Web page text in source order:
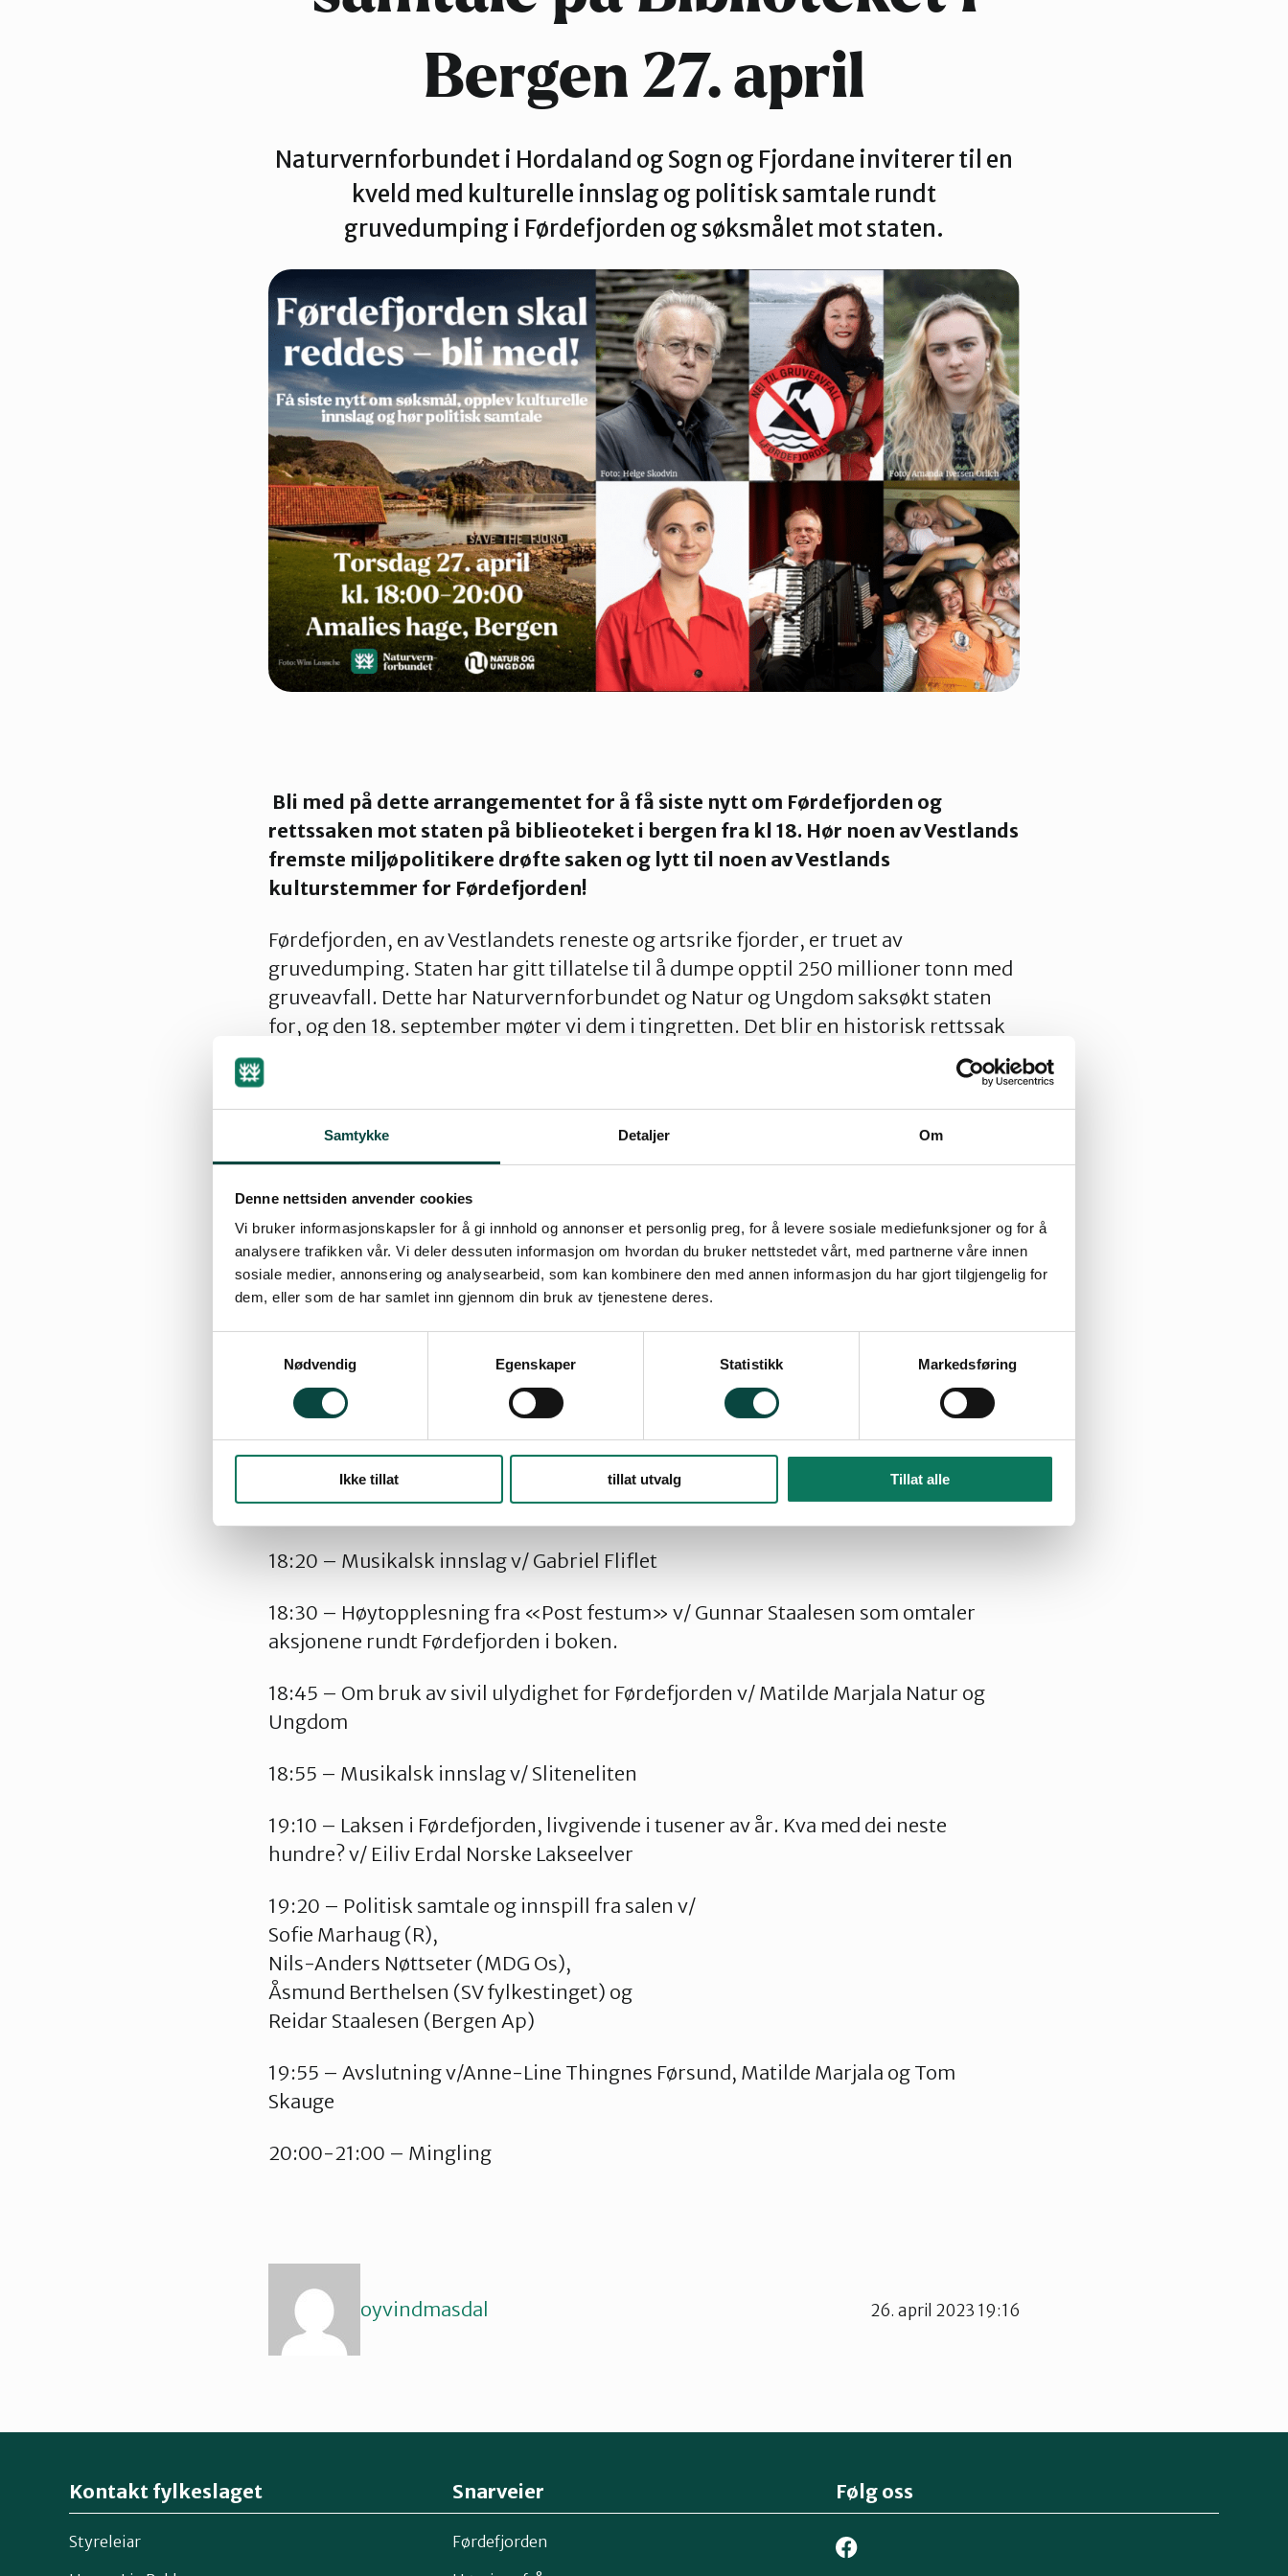
Samtykke Detaljer Om
Denne nettsiden anvender cookies
Vi bruker informasjonskapsler for å gi innhold og annonser et personlig preg, for å levere sosiale mediefunksjoner og for å
analysere trafikken vår. Vi deler dessuten informasjon om hvordan du bruker nettstedet vårt, med partnerne våre innen
sosiale medier, annonsering og analysearbeid, som kan kombinere den med annen informasjon du har gjort tilgjengelig for
dem, eller som de har samlet inn gjennom din bruk av tjenestene deres.
Nødvendig
Egenskaper Statistikk Markedsføring
Ikke tillat tillat utvalg Tillat alle
Bergen 27. april
Naturvernforbundet i Hordaland og Sogn og Fjordane inviterer til en
kveld med kulturelle innslag og politisk samtale rundt
gruvedumping i Førdefjorden og søksmålet mot staten.
Bli med på dette arrangementet for å få siste nytt om Førdefjorden og
rettssaken mot staten på biblieoteket i bergen fra kl 18. Hør noen av Vestlands
fremste miljøpolitikere drøfte saken og lytt til noen av Vestlands
kulturstemmer for Førdefjorden!
Førdefjorden, en av Vestlandets reneste og artsrike fjorder, er truet av
gruvedumping. Staten har gitt tillatelse til å dumpe opptil 250 millioner tonn med
gruveavfall. Dette har Naturvernforbundet og Natur og Ungdom saksøkt staten
for, og den 18. september møter vi dem i tingretten. Det blir en historisk rettssak
Den 27. april inviterer vi alle til Bergen by, på Amalies hage på Hovedbiblioteket i
Bergen for å fortelle mer om hvorfor vi har valgt å ta dette drastiske steget. Her
kan du også nyte kulturelle innslag og høre en interessant politisk samtale. Vel
møtt!
Arrangementet vil også strømmes her:https://www.youtube.com/watch?
v=3dME991Y6BA
Gi gjerne din støtte til søksmålet på Spleis – den finner du her:spleis.no/309897
PROGRAM:
18:05 – Om Førdefjorden og fjordsøksmålet v/ Anne-Line Thingnes Førsund,
Naturvernforbundet i Sogn og Fjordane
18:20 – Musikalsk innslag v/ Gabriel Fliflet
18:30 – Høytopplesning fra «Post festum» v/ Gunnar Staalesen som omtaler
aksjonene rundt Førdefjorden i boken.
18:45 – Om bruk av sivil ulydighet for Førdefjorden v/ Matilde Marjala Natur og
Ungdom
18:55 – Musikalsk innslag v/ Sliteneliten
19:10 – Laksen i Førdefjorden, livgivende i tusener av år. Kva med dei neste
hundre? v/ Eiliv Erdal Norske Lakseelver
19:20 – Politisk samtale og innspill fra salen v/
Sofie Marhaug (R),
Nils-Anders Nøttseter (MDG Os),
Åsmund Berthelsen (SV fylkestinget) og
Reidar Staalesen (Bergen Ap)
19:55 – Avslutning v/Anne-Line Thingnes Førsund, Matilde Marjala og Tom
Skauge
20:00-21:00 – Mingling
oyvindmasdal
Lagt
26. april 2023 19:16
Kontakt fylkeslaget
Styreleiar
Snarveier
Førdefjorden
Følg oss